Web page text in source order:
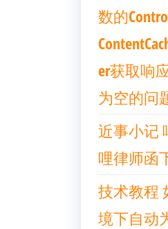
数的
er获取响
为空的问
近事小记
哩律师函
技术教程
境下自动